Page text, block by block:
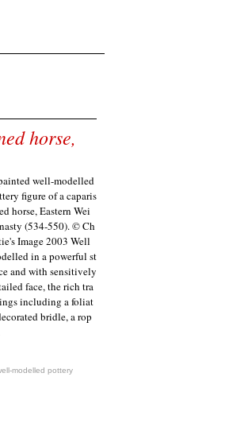
horse,
well-modelled
figure of a caparis
horse, Eastern Wei
(534-550). © Ch
Image 2003 Well
in a powerful st
and with sensitively
face, the rich tra
including a foliat
bridle, a rop
modelled pottery